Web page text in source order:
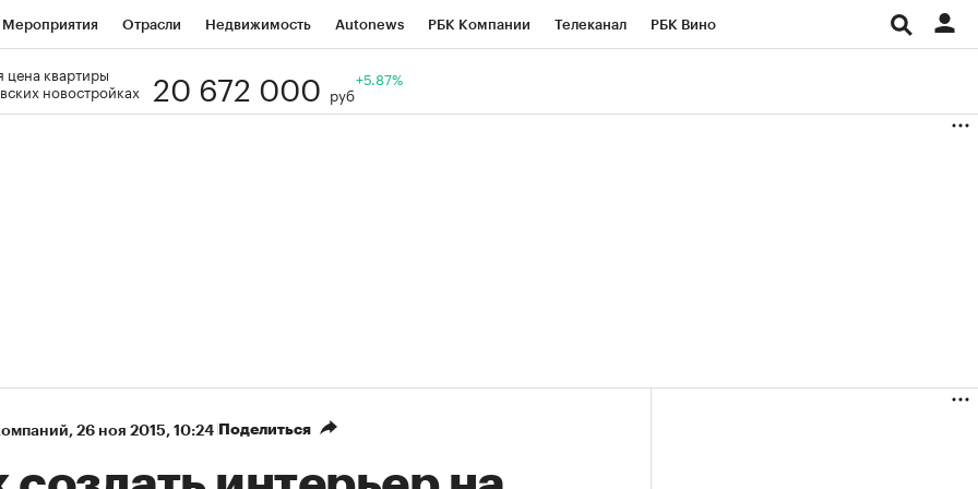
Мероприятия Отрасли Недвижимость Autonews РБК Компании Телеканал РБК Вино
Визионеры
цена квартиры
новостройках
20 672 000 руб
+5.87%
⁠, 26 ноя 2015, 10:24 Поделиться